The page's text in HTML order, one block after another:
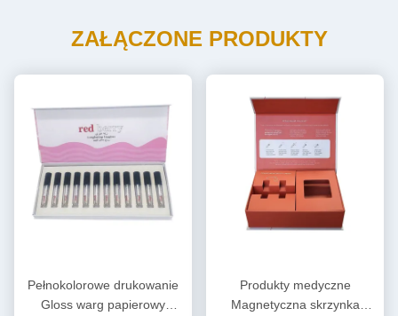
ZAŁĄCZONE PRODUKTY
Pełnokolorowe drukowanie
Gloss warg papierowy
Produkty medyczne
Magnetyczna skrzynka